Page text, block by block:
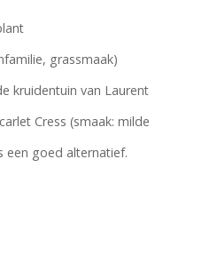
grassmaak)
kruidentuin van Laurent
Cress (smaak: milde
een goed alternatief.